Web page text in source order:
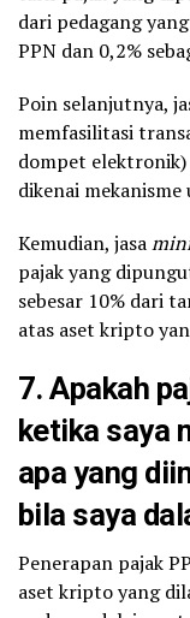
dari pedagang
PPN dan 0,2%
Poin selanjutnya,
memfasilitasi
dompet elektronik)
dikenai mekanisme
Kemudian, jasa
pajak yang
sebesar 10% dari
atas aset kripto
7. Apakah
ketika saya
apa yang
bila saya
Penerapan pajak
aset kripto yang